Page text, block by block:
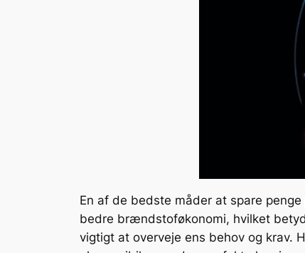
En af de bedste måder at spare
bedre brændstoføkonomi, hvilket
vigtigt at overveje ens behov og krav.